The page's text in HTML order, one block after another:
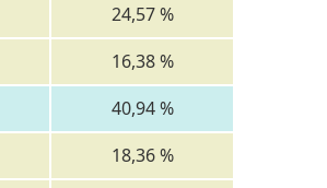
24,57 %
16,38 %
40,94 %
18,36 %